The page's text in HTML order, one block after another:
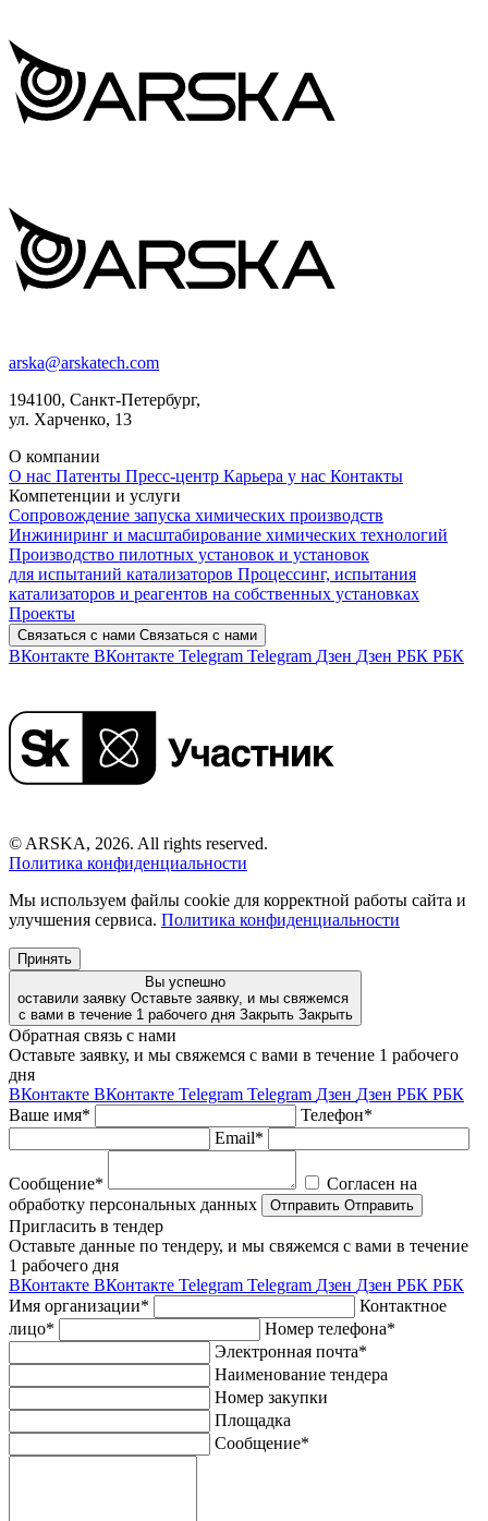
arska@arskatech.com
194100, Санкт-Петербург,
ул. Харченко, 13
О компании
О нас Патенты Пресс-центр Карьера у нас Контакты
Компетенции и услуги
Сопровождение запуска химических производств
Инжиниринг и масштабирование химических технологий
Производство пилотных установок и установок
для испытаний катализаторов Процессинг, испытания
катализаторов и реагентов на собственных установках
Проекты
Связаться с нами Связаться с нами
ВКонтакте ВКонтакте Telegram Telegram Дзен Дзен РБК РБК
© ARSKA, 2026. All rights reserved.
Политика конфиденциальности
Мы используем файлы cookie для корректной работы сайта и
улучшения сервиса. Политика конфиденциальности
Принять
Вы успешно
оставили заявку Оставьте заявку, и мы свяжемся
с вами в течение 1 рабочего дня Закрыть Закрыть
Обратная связь с нами
Оставьте заявку, и мы свяжемся с вами в течение 1 рабочего
дня
ВКонтакте ВКонтакте Telegram Telegram Дзен Дзен РБК РБК
Ваше имя*
Телефон*
Email*
Сообщение*
Согласен на
обработку персональных данных
Отправить Отправить
Пригласить в тендер
Оставьте данные по тендеру, и мы свяжемся с вами в течение
1 рабочего дня
ВКонтакте ВКонтакте Telegram Telegram Дзен Дзен РБК РБК
Имя организации*
Контактное
лицо*
Номер телефона*
Электронная почта*
Наименование тендера
Номер закупки
Площадка
Сообщение*